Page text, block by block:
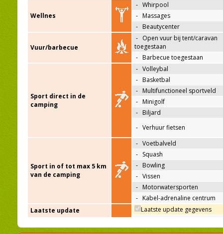
Wellnes
- Whirpool
- Massages
- Beautycenter
Vuur/barbecue
- Open vuur bij tent/caravan
toegestaan
- Barbecue toegestaan
Sport direct in de
camping
- Volleybal
- Basketbal
- Multifunctioneel sportveld
- Minigolf
- Biljard
- Verhuur fietsen
Sport in of tot max 5 km
van de camping
- Voetbalveld
- Squash
- Bowling
- Vissen
- Motorwatersporten
- Kabel-adrenaline centrum
Laatste update
Laatste update gegevens